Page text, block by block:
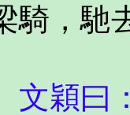
騎，馳
文穎曰